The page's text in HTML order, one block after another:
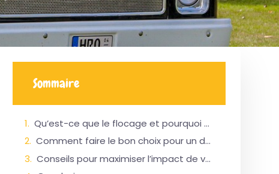
Sommaire
Qu’est-ce que le flocage et pourquoi est-ce important dans l’industrie de la restauration mobile ?
Comment faire le bon choix pour un design de flocage de food truck ?
Conseils pour maximiser l’impact de votre design de flocage